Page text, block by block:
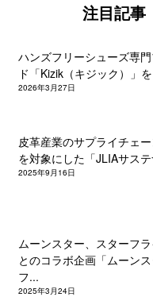
注目記事
ハンズフリーシューズ専
ド「Kizik（キジック）」
2026年3月27日
皮革産業のサプライチェ
を対象にした「JLIAサス
2025年9月16日
ムーンスター、スターフ
とのコラボ企画「ムーン
フ...
2025年3月24日